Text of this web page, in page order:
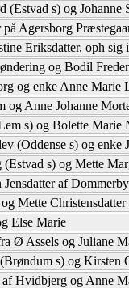
(Estvad s) og Johanne
på Agersborg
Eriksdatter, oph
og Bodil
og enke Anne Marie
og Anne Johanne
s) og Bolette Marie
(Oddense s) og enke
(Estvad s) og Mette
Jensdatter af Dommerby
Mette Christensdatter
Else Marie
Ø Assels og Juliane
s) og Kirsten
Hvidbjerg og Anne